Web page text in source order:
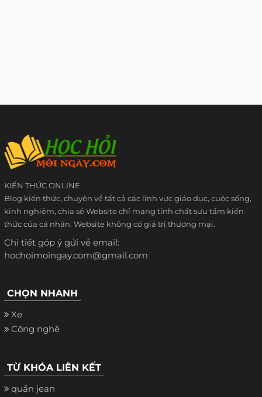
KIẾN THỨC ONLINE
Blog kiến thức, chuyên về tất cả các lĩnh vực giáo dục, cuộc sống,
kinh nghiệm, chia sẻ Website chỉ mang tính chất sưu tầm kiến
thức của cá nhân. Website không có giá trị thương mại.
Chi tiết góp ý gửi về email:
hochoimoingay.com@gmail.com
CHỌN NHANH
Xe
Công nghệ
TỪ KHÓA LIÊN KẾT
quần jean